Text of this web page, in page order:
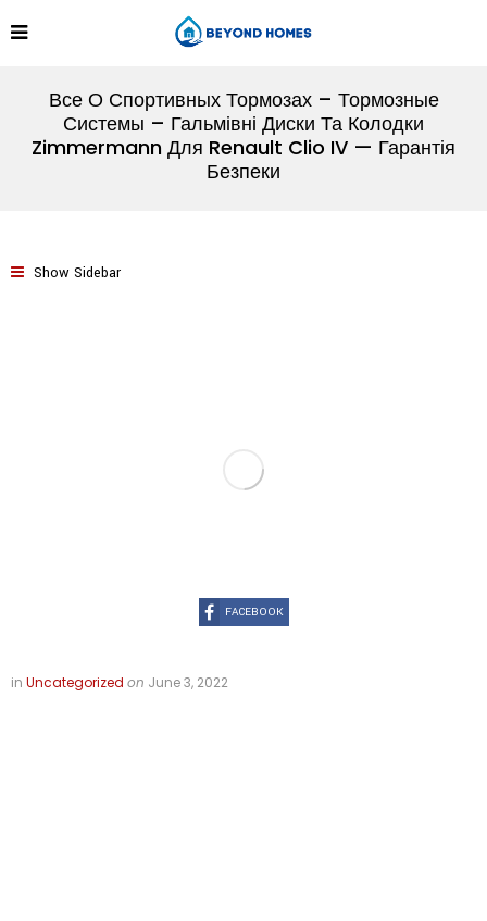
Все О Спортивных Тормозах – Тормозные
Системы – Гальмівні Диски Та Колодки
Zimmermann Для Renault Clio IV — Гарантія
Безпеки
Show Sidebar
FACEBOOK
in Uncategorized on June 3, 2022